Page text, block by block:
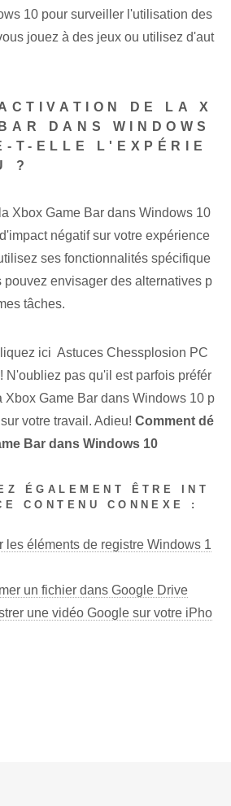
10 pour surveiller l'utilisation des
jouez à des jeux ou utilisez d'aut
DE LA X
DANS WINDOWS
T-ELLE L'EXPÉRIE
?
Xbox Game Bar dans Windows 10
négatif sur votre expérience
ses fonctionnalités spécifique
pouvez envisager des alternatives p
tâches.
ici Astuces Chessplosion PC
N'oubliez pas qu'il est parfois préfér
Xbox Game Bar dans Windows 10 p
votre travail. Adieu! Comment dé
Bar dans Windows 10
ÉGALEMENT ÊTRE INT
CONTENU CONNEXE :
les éléments de registre Windows 1
un fichier dans Google Drive
une vidéo Google sur votre iPho